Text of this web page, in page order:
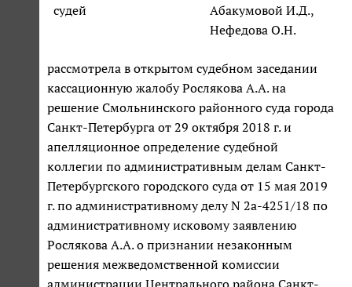
судей
Абакумовой И.Д.,
Нефедова О.Н.
рассмотрела в открытом судебном заседании
кассационную жалобу Рослякова А.А. на
решение Смольнинского районного суда города
Санкт-Петербурга от 29 октября 2018 г. и
апелляционное определение судебной
коллегии по административным делам Санкт-
Петербургского городского суда от 15 мая 2019
г. по административному делу N 2а-4251/18 по
административному исковому заявлению
Рослякова А.А. о признании незаконным
решения межведомственной комиссии
администрации Центрального района Санкт-